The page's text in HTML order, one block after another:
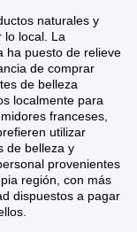
naturales y
lo local. La
ha puesto de relieve
de comprar
de belleza
localmente para
franceses,
utilizar
de belleza y
provenientes
región, con más
dispuestos a pagar